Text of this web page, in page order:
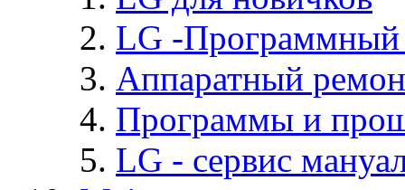
LG -Программный
Аппаратный
Программы и
LG - cервис